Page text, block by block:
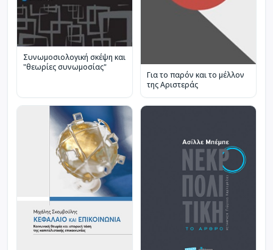
Συνωμοσιολογική σκέψη και
"θεωρίες συνωμοσίας"
Για το παρόν και το μέλλον
της Αριστεράς